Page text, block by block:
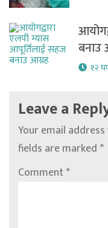
बनाउ
१२
Leave a
Your email
fields are marked*
Comment*